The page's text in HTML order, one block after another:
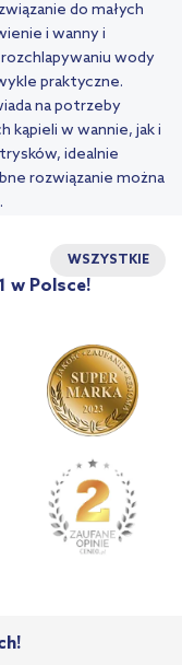
do małych
i wanny i
wody
praktyczne.
na potrzeby
kąpieli w wannie, jak i
idealnie
rozwiązanie można
.
WSZYSTKIE
w Polsce!